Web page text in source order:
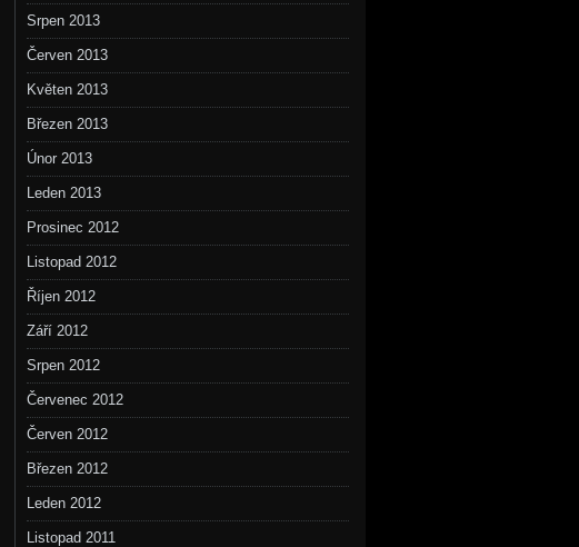
Srpen 2013
Červen 2013
Květen 2013
Březen 2013
Únor 2013
Leden 2013
Prosinec 2012
Listopad 2012
Říjen 2012
Září 2012
Srpen 2012
Červenec 2012
Červen 2012
Březen 2012
Leden 2012
Listopad 2011